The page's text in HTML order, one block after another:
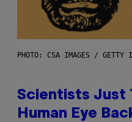
PHOTO: CSA IMAGES / GETTY
Scientists Just
Human Eye